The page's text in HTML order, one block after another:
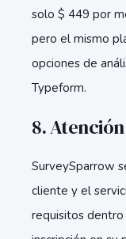
solo $ 449 por
pero el mismo
opciones de
Typeform.
8.
SurveySparrow
cliente y el
requisitos